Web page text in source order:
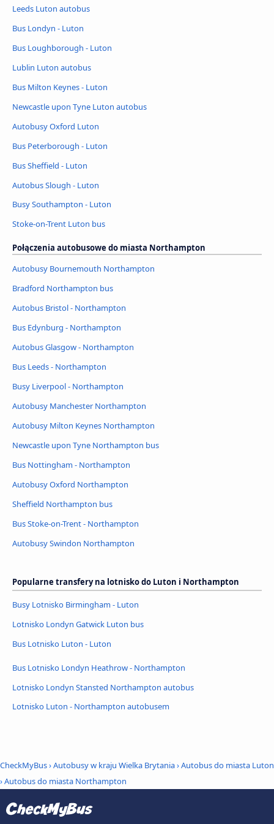
Leeds Luton autobus
Bus Londyn - Luton
Bus Loughborough - Luton
Lublin Luton autobus
Bus Milton Keynes - Luton
Newcastle upon Tyne Luton autobus
Autobusy Oxford Luton
Bus Peterborough - Luton
Bus Sheffield - Luton
Autobus Slough - Luton
Busy Southampton - Luton
Stoke-on-Trent Luton bus
Połączenia autobusowe do miasta Northampton
Autobusy Bournemouth Northampton
Bradford Northampton bus
Autobus Bristol - Northampton
Bus Edynburg - Northampton
Autobus Glasgow - Northampton
Bus Leeds - Northampton
Busy Liverpool - Northampton
Autobusy Manchester Northampton
Autobusy Milton Keynes Northampton
Newcastle upon Tyne Northampton bus
Bus Nottingham - Northampton
Autobusy Oxford Northampton
Sheffield Northampton bus
Bus Stoke-on-Trent - Northampton
Autobusy Swindon Northampton
Popularne transfery na lotnisko do Luton i Northampton
Busy Lotnisko Birmingham - Luton
Lotnisko Londyn Gatwick Luton bus
Bus Lotnisko Luton - Luton
Bus Lotnisko Londyn Heathrow - Northampton
Lotnisko Londyn Stansted Northampton autobus
Lotnisko Luton - Northampton autobusem
CheckMyBus›Autobusy w kraju Wielka Brytania›Autobus do miasta Luton
›Autobus do miasta Northampton